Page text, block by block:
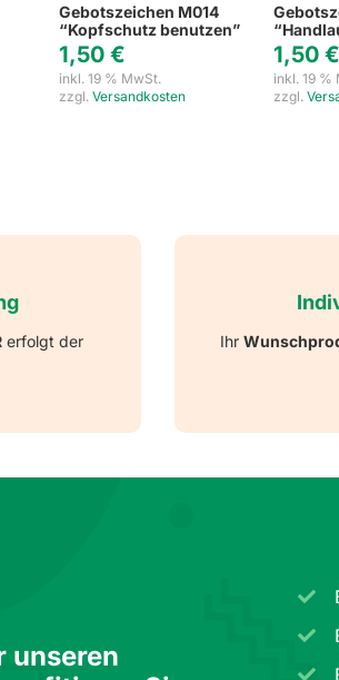
Gebotszeichen M014
“Kopfschutz benutzen”
1,50 €
inkl. 19 % MwSt.
zzgl. Versandkosten
1,50€
inkl. 19 %
zzgl.
erfolgt der
Ihr
unseren